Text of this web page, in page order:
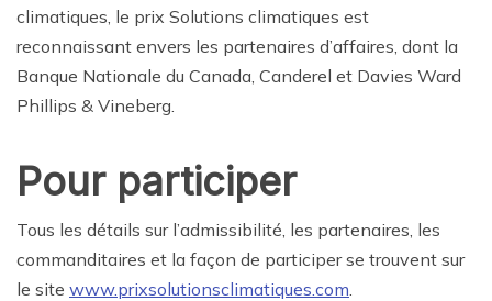
climatiques, le prix Solutions climatiques est
reconnaissant envers les partenaires d’affaires, dont la
Banque Nationale du Canada, Canderel et Davies Ward
Phillips & Vineberg.
Pour participer
Tous les détails sur l’admissibilité, les partenaires, les
commanditaires et la façon de participer se trouvent sur
le site www.prixsolutionsclimatiques.com